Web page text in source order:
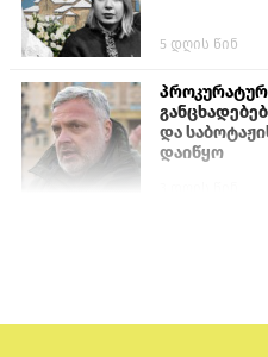
5 დღის წინ
და
დაიწყო